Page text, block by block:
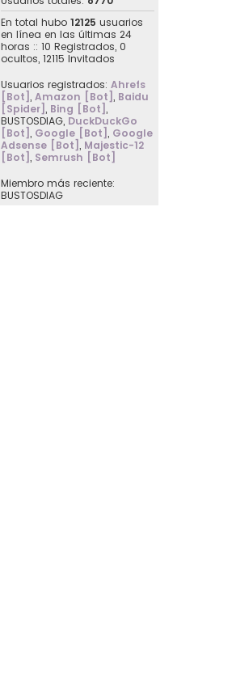
En total hubo 12125 usuarios
en línea en las últimas 24
horas :: 10 Registrados, 0
ocultos, 12115 Invitados
Usuarios registrados: Ahrefs
[Bot], Amazon [Bot], Baidu
[Spider], Bing [Bot],
BUSTOSDIAG, DuckDuckGo
[Bot], Google [Bot], Google
Adsense [Bot], Majestic-12
[Bot], Semrush [Bot]
Miembro más reciente:
BUSTOSDIAG